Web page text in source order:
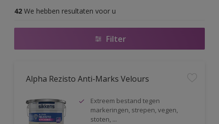
42 We hebben resultaten voor u
Filter
Alpha Rezisto Anti-Marks Velours
Extreem bestand tegen
markeringen, strepen, vegen,
stoten, ...